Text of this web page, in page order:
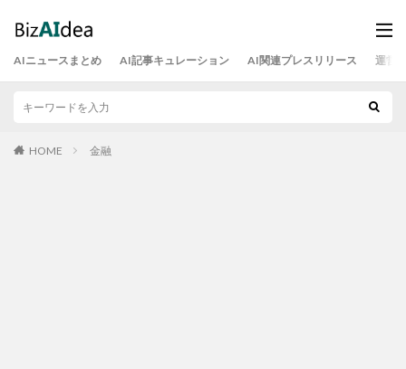
AIニュースまとめ AI記事キュレーション AI関連プレスリリース 運営
HOME 金融